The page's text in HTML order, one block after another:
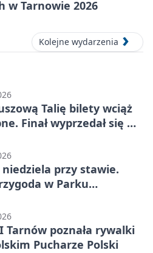
w Tarnowie 2026
Kolejne wydarzenia
Talię bilety wciąż
Finał wyprzedał się w
niedziela przy stawie.
w Parku
Tarnów poznała rywalki
Pucharze Polski